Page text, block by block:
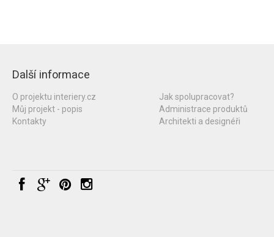
Další informace
O projektu interiery.cz
Můj projekt - popis
Kontakty
Jak spolupracovat?
Administrace produktů
Architekti a designéři